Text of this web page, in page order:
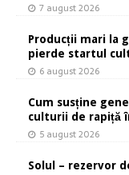
7 august 2026
Producții mari la
pierde startul
6 august 2026
Cum susține
culturii de rapiță
5 august 2026
Solul – rezervor